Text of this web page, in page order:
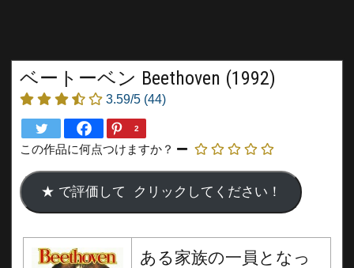
ベートーベン Beethoven (1992)
3.59/5 (44)
2
この作品に何点つけますか？
ある家族の一員となっ